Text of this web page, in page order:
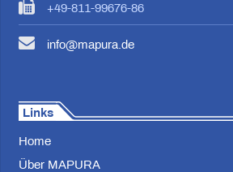
+49-811-99676-86
info@mapura.de
Links
Home
Über MAPURA